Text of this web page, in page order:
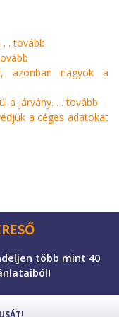
. .tovább
azonban nagyok a
a járvány. . . tovább
a céges adatokat
több mint 40